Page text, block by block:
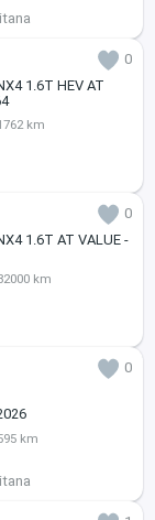
0
1.6T HEV AT
km
0
1.6T AT VALUE -
km
0
km